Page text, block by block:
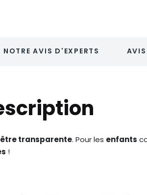
NOTRE AVIS D'EXPERTS
transparente. Pour les enfants
!